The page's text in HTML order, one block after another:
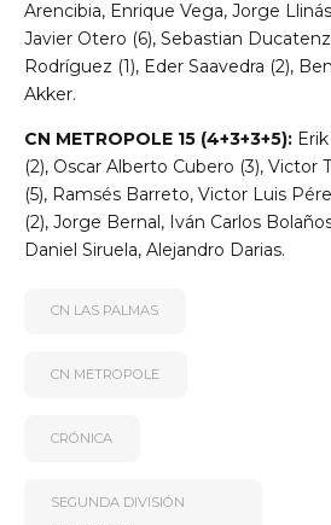
Arencibia, Enrique Vega, Jorge
Javier Otero (6), Sebastian
Rodríguez (1), Eder Saavedra (2),
Akker.
CN METROPOLE 15 (4+3+3+5):
(2), Oscar Alberto Cubero (3), Victor
(5), Ramsés Barreto, Victor Luis
(2), Jorge Bernal, Iván Carlos
Daniel Siruela, Alejandro Darias.
CN LAS PALMAS
CN METROPOLE
CRÓNICA
SEGUNDA DIVISIÓN